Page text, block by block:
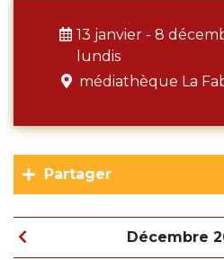
Partager
Décembre
13 janvier - 8
lundis
médiathèque La